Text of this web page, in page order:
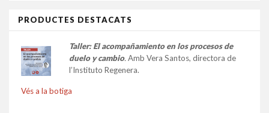
PRODUCTES DESTACATS
Taller: El acompañamiento en los procesos de
duelo y cambio. Amb Vera Santos, directora de
l’Instituto Regenera.
Vés a la botiga